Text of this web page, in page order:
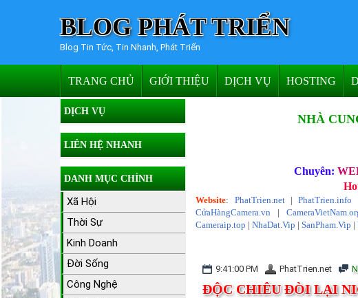
BLOG PHÁT TRIỂN
Blog Tin Tức, Tin Nhanh, Phát Triển
TRANG CHỦ GIỚI THIỆU DỊCH VỤ HOSTING
NHÀ
Chuyên:
Website: PhatTrien.net|PhatTrien.info
CửaHàngCamera.vn |
Cameraip.top |NhaDat.Vip |SanPham.Vip |
9:41:00 PM PhatTrien.net
ĐỘC CHIÊU ĐÒI LẠI
DỊCH VỤ
LIÊN HỆ NHANH
DANH MỤC CHÍNH
Xã Hội
Thời Sự
Kinh Doanh
Đời Sống
Công Nghệ